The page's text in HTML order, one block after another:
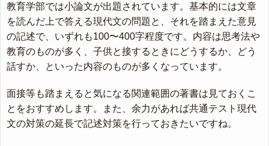
教育学部では小論文が出題されています。基本的には文章
を読んだ上で答える現代文の問題と、それを踏まえた意見
の記述で、いずれも100〜400字程度です。内容は思考法や
教育のものが多く、子供と接するときにどうするか、どう
話すか、といった内容のものが多くなっています。
面接等も踏まえると気になる関連範囲の著書は見ておくこ
とをおすすめします。また、余力があれば共通テスト現代
文の対策の延長で記述対策を行っておきたいですね。